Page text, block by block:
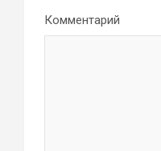
Комментарий